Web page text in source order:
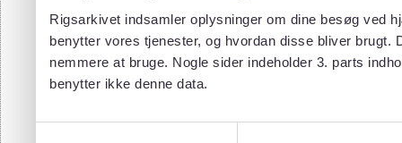
Rigsarkivet indsamler oplysninger om dine besøg ved
benytter vores tjenester, og hvordan disse bliver
nemmere at bruge. Nogle sider indeholder 3. parts
benytter ikke denne data.
87
88
89
90